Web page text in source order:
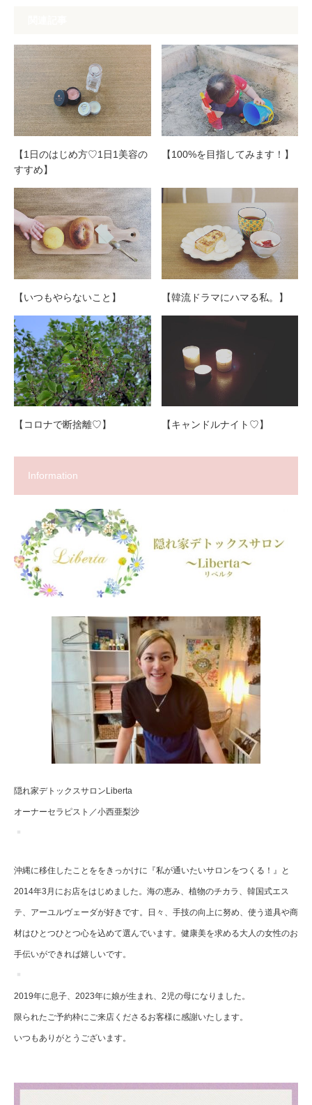
【1日のはじめ方♡1日1美容の
すすめ】
【100%を目指してみます！】
【いつもやらないこと】 【韓流ドラマにハマる私。】
【コロナで断捨離♡】 【キャンドルナイト♡】
Information
隠れ家デトックスサロンLiberta
オーナーセラピスト／小西亜梨沙
沖縄に移住したことををきっかけに『私が通いたいサロンをつくる！』と
2014年3月にお店をはじめました。海の恵み、植物のチカラ、韓国式エス
テ、アーユルヴェーダが好きです。日々、手技の向上に努め、使う道具や商
材はひとつひとつ心を込めて選んでいます。健康美を求める大人の女性のお
手伝いができれば嬉しいです。
2019年に息子、2023年に娘が生まれ、2児の母になりました。
限られたご予約枠にご来店くださるお客様に感謝いたします。
いつもありがとうございます。